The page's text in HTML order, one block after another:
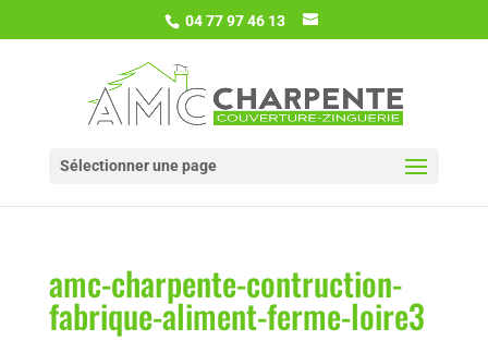
04 77 97 46 13
Sélectionner une page
amc-charpente-contruction-
fabrique-aliment-ferme-loire3